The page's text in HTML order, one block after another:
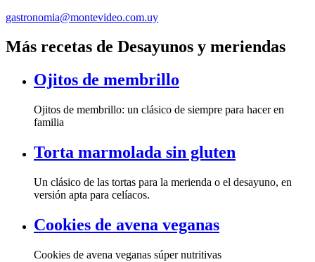
gastronomia@montevideo.com.uy
Más recetas de Desayunos y meriendas
Ojitos de membrillo
Ojitos de membrillo: un clásico de siempre para hacer en
familia
Torta marmolada sin gluten
Un clásico de las tortas para la merienda o el desayuno, en
versión apta para celíacos.
Cookies de avena veganas
Cookies de avena veganas súper nutritivas